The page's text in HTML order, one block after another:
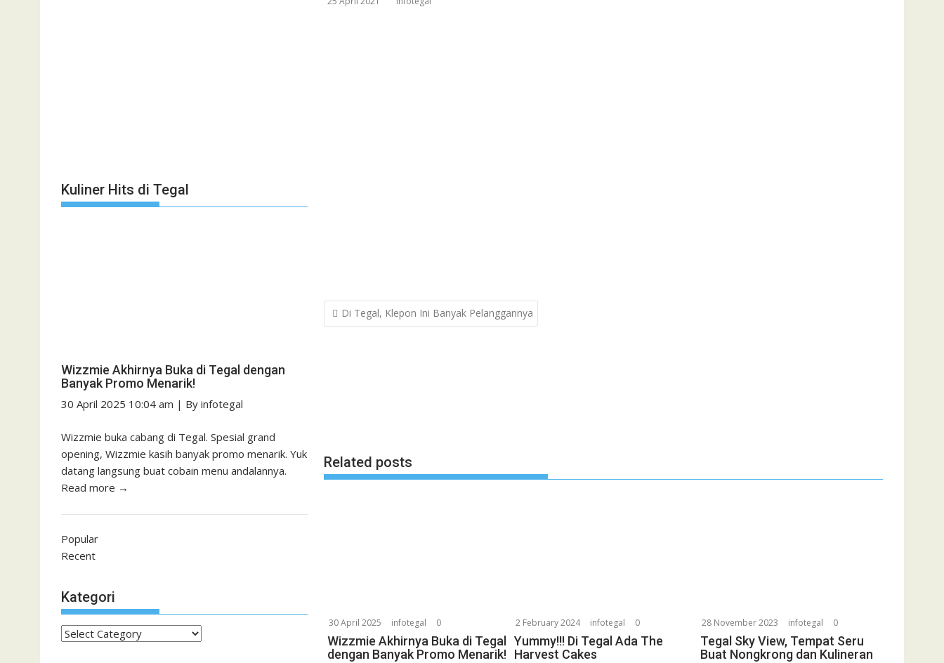
Post
navigation
Di Tegal, Klepon Ini Banyak Pelanggannya
Related posts
30 April 2025 infotegal 0
Wizzmie Akhirnya Buka di Tegal
dengan Banyak Promo Menarik!
2 February 2024 infotegal 0
Yummy!!! Di Tegal Ada The
Harvest Cakes
28 November 2023 infotegal 0
Tegal Sky View, Tempat Seru
Buat Nongkrong dan Kulineran
Kuliner Hits di Tegal
Wizzmie Akhirnya Buka di Tegal dengan
Banyak Promo Menarik!
30 April 2025 10:04 am | By infotegal
Wizzmie buka cabang di Tegal. Spesial grand
opening, Wizzmie kasih banyak promo menarik. Yuk
datang langsung buat cobain menu andalannya.
Read more →
Popular
Recent
Kategori
Kategori